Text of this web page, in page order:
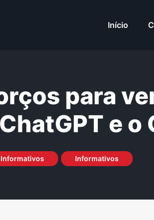
Início
para
e o
Informativos Informativos